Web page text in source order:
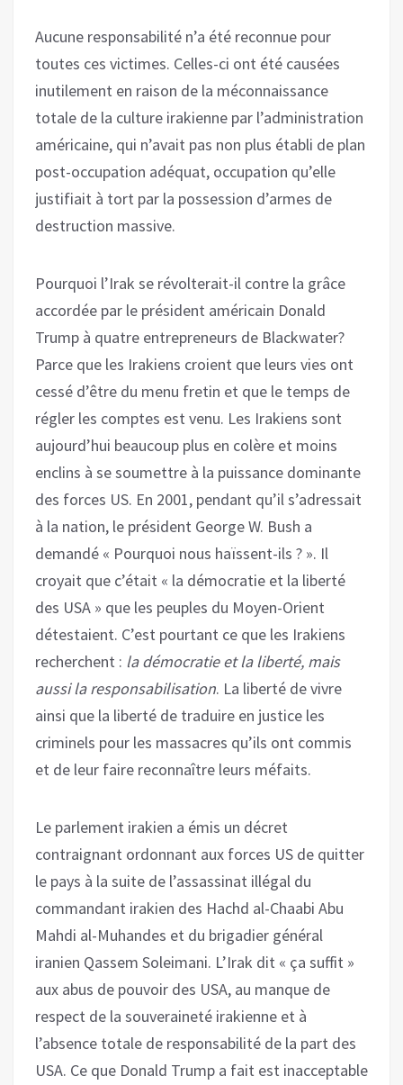
Aucune responsabilité n’a été reconnue pour
toutes ces victimes. Celles-ci ont été causées
inutilement en raison de la méconnaissance
totale de la culture irakienne par l’administration
américaine, qui n’avait pas non plus établi de plan
post-occupation adéquat, occupation qu’elle
justifiait à tort par la possession d’armes de
destruction massive.
Pourquoi l’Irak se révolterait-il contre la grâce
accordée par le président américain Donald
Trump à quatre entrepreneurs de Blackwater?
Parce que les Irakiens croient que leurs vies ont
cessé d’être du menu fretin et que le temps de
régler les comptes est venu. Les Irakiens sont
aujourd’hui beaucoup plus en colère et moins
enclins à se soumettre à la puissance dominante
des forces US. En 2001, pendant qu’il s’adressait
à la nation, le président George W. Bush a
demandé « Pourquoi nous haïssent-ils ? ». Il
croyait que c’était « la démocratie et la liberté
des USA » que les peuples du Moyen-Orient
détestaient. C’est pourtant ce que les Irakiens
recherchent : la démocratie et la liberté, mais
aussi la responsabilisation. La liberté de vivre
ainsi que la liberté de traduire en justice les
criminels pour les massacres qu’ils ont commis
et de leur faire reconnaître leurs méfaits.
Le parlement irakien a émis un décret
contraignant ordonnant aux forces US de quitter
le pays à la suite de l’assassinat illégal du
commandant irakien des Hachd al-Chaabi Abu
Mahdi al-Muhandes et du brigadier général
iranien Qassem Soleimani. L’Irak dit « ça suffit »
aux abus de pouvoir des USA, au manque de
respect de la souveraineté irakienne et à
l’absence totale de responsabilité de la part des
USA. Ce que Donald Trump a fait est inacceptable